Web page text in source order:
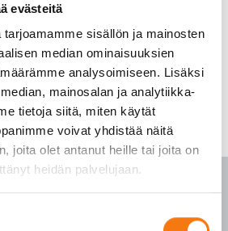
evästeitä
sisällön ja mainosten
median ominaisuuksien
analysoimiseen. Lisäksi
mainosalan ja analytiikka-
tietoja siitä, miten käytät
voivat yhdistää näitä
joita olet antanut heille tai joita on
heidän palvelujaan.